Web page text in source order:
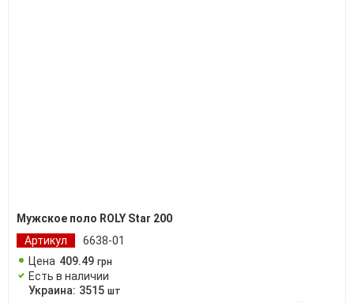
Мужское поло ROLY Star 200
Артикул
6638-01
Цена 409.49 грн
Есть в наличии
Украина: 3515 шт